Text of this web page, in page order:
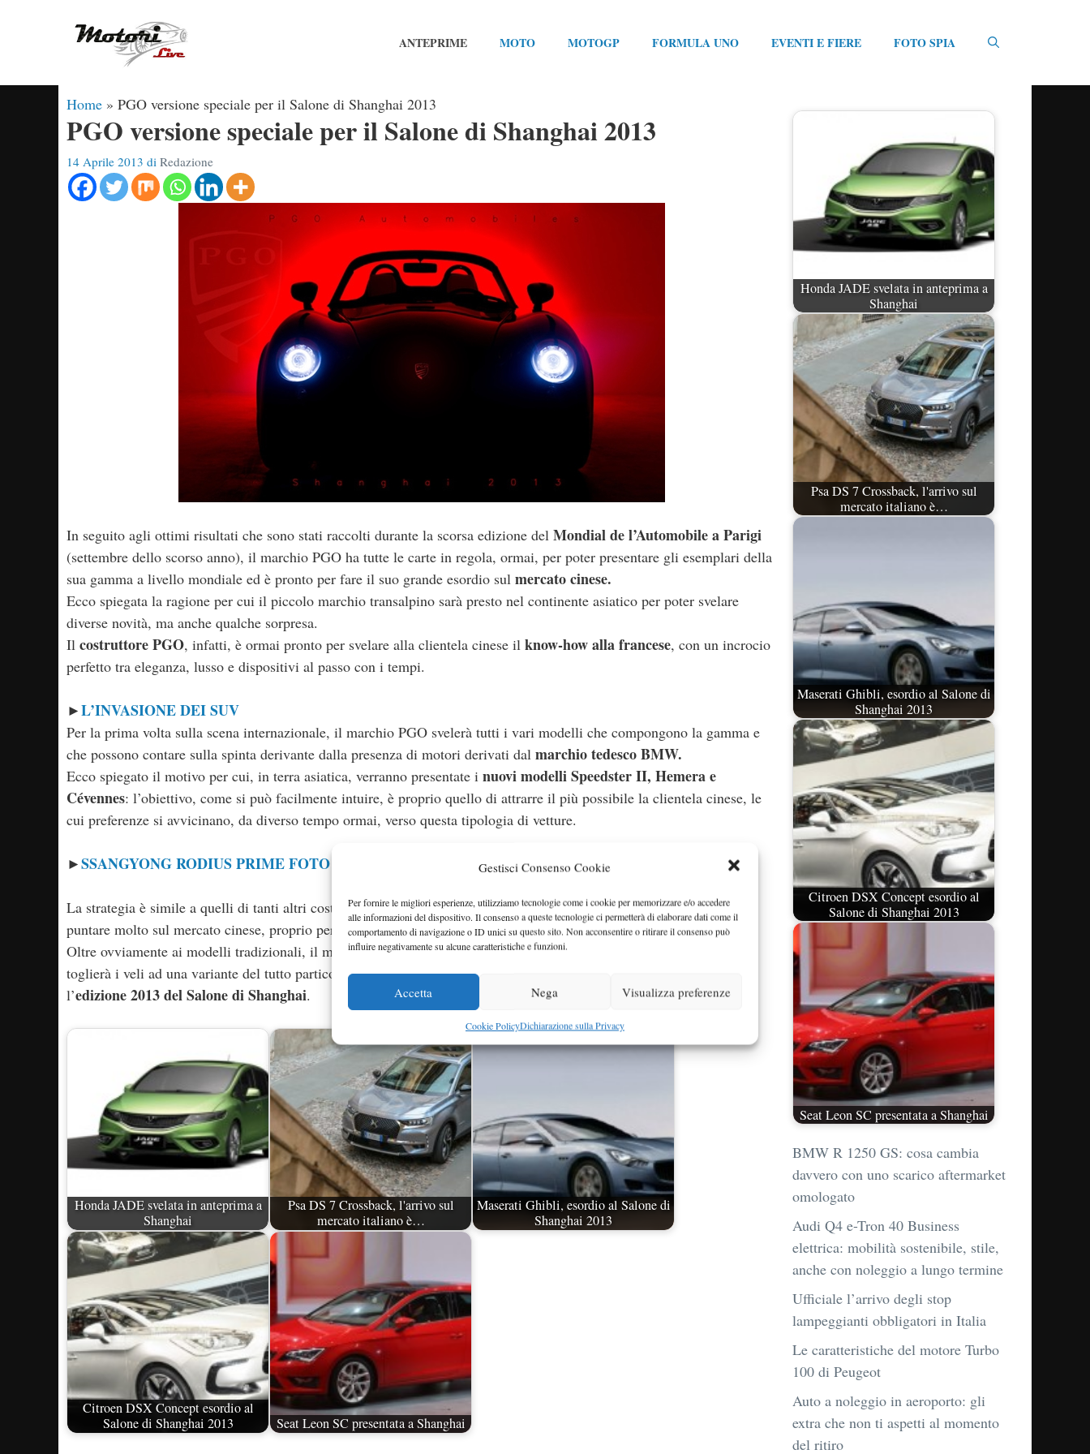
Gestisci Consenso Cookie
Per fornire le migliori esperienze, utilizziamo tecnologie come i cookie per memorizzare e/o accedere
alle informazioni del dispositivo. Il consenso a queste tecnologie ci permetterà di elaborare dati come il
comportamento di navigazione o ID unici su questo sito. Non acconsentire o ritirare il consenso può
influire negativamente su alcune caratteristiche e funzioni.
Accetta Nega Visualizza preferenze
Cookie PolicyDichiarazione sulla Privacy
ANTEPRIME MOTO MOTOGP FORMULA UNO EVENTI E FIERE FOTO SPIA
Home » PGO versione speciale per il Salone di Shanghai 2013
PGO versione speciale per il Salone di Shanghai 2013
14 Aprile 2013 di Redazione
In seguito agli ottimi risultati che sono stati raccolti durante la scorsa edizione del Mondial de l’Automobile a Parigi
(settembre dello scorso anno), il marchio PGO ha tutte le carte in regola, ormai, per poter presentare gli esemplari della
sua gamma a livello mondiale ed è pronto per fare il suo grande esordio sul mercato cinese.
Ecco spiegata la ragione per cui il piccolo marchio transalpino sarà presto nel continente asiatico per poter svelare
diverse novità, ma anche qualche sorpresa.
Il costruttore PGO, infatti, è ormai pronto per svelare alla clientela cinese il know-how alla francese, con un incrocio
perfetto tra eleganza, lusso e dispositivi al passo con i tempi.
►L’INVASIONE DEI SUV
Per la prima volta sulla scena internazionale, il marchio PGO svelerà tutti i vari modelli che compongono la gamma e
che possono contare sulla spinta derivante dalla presenza di motori derivati dal marchio tedesco BMW.
Ecco spiegato il motivo per cui, in terra asiatica, verranno presentate i nuovi modelli Speedster II, Hemera e
Cévennes: l’obiettivo, come si può facilmente intuire, è proprio quello di attrarre il più possibile la clientela cinese, le
cui preferenze si avvicinano, da diverso tempo ormai, verso questa tipologia di vetture.
►SSANGYONG RODIUS PRIME FOTO UFFICIALI
La strategia è simile a quelli di tanti altri costruttori: stiamo parlando del fatto che ilmarchio PGOha intenzione di
puntare molto sul mercato cinese, proprio per far rendere al massimo il suo livello di vendite.
Oltre ovviamente ai modelli tradizionali, il marchio francese svela anche una piccola sorpresa, comunicando che
toglierà i veli ad una variante del tutto particolare del modello Cévennes, sviluppata solo ed esclusivamente per
l’edizione 2013 del Salone di Shanghai.
Honda JADE svelata in anteprima a
Shanghai
Psa DS 7 Crossback, l'arrivo sul
mercato italiano è…
Maserati Ghibli, esordio al Salone di
Shanghai 2013
Citroen DSX Concept esordio al
Salone di Shanghai 2013
Seat Leon SC presentata a Shanghai
Honda JADE svelata in anteprima a
Shanghai
Psa DS 7 Crossback, l'arrivo sul
mercato italiano è…
Maserati Ghibli, esordio al Salone di
Shanghai 2013
Citroen DSX Concept esordio al
Salone di Shanghai 2013
Seat Leon SC presentata a Shanghai
BMW R 1250 GS: cosa cambia
davvero con uno scarico aftermarket
omologato
Audi Q4 e-Tron 40 Business
elettrica: mobilità sostenibile, stile,
anche con noleggio a lungo termine
Ufficiale l’arrivo degli stop
lampeggianti obbligatori in Italia
Le caratteristiche del motore Turbo
100 di Peugeot
Auto a noleggio in aeroporto: gli
extra che non ti aspetti al momento
del ritiro